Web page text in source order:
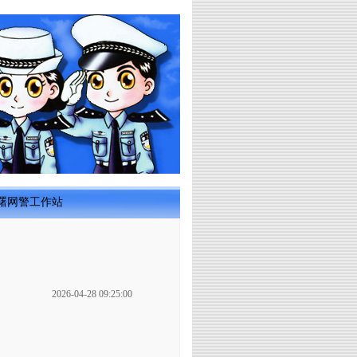
网警工作站
2026-04-28 09:25:00